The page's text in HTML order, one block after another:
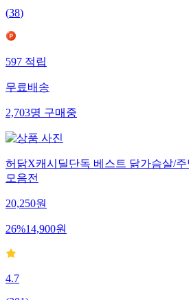
(38)
597적립
무료배송
2,703명구매중
허닭X캐시딜단독 베스트 닭가슴살/
모음전
20,250원
26%14,900원
4.7